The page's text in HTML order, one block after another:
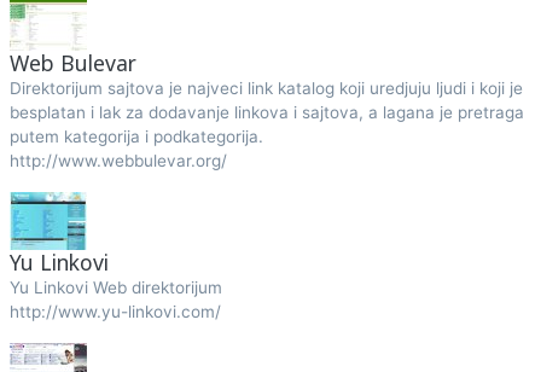
Web Bulevar
Direktorijum sajtova je najveci link katalog koji uredjuju ljudi i koji je
besplatan i lak za dodavanje linkova i sajtova, a lagana je pretraga
putem kategorija i podkategorija.
http://www.webbulevar.org/
Yu Linkovi
Yu Linkovi Web direktorijum
http://www.yu-linkovi.com/